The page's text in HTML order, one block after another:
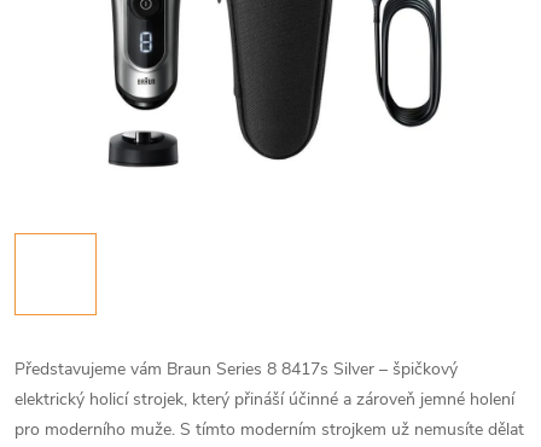
Představujeme vám Braun Series 8 8417s Silver – špičkový
elektrický holicí strojek, který přináší účinné a zároveň jemné holení
pro moderního muže. S tímto moderním strojkem už nemusíte dělat